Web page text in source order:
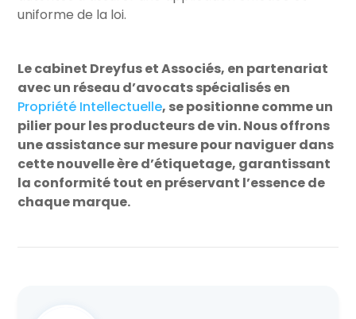
uniforme de la loi.
Le cabinet Dreyfus et Associés, en partenariat
avec un réseau d’avocats spécialisés en
Propriété Intellectuelle, se positionne comme un
pilier pour les producteurs de vin. Nous offrons
une assistance sur mesure pour naviguer dans
cette nouvelle ère d’étiquetage, garantissant
la conformité tout en préservant l’essence de
chaque marque.